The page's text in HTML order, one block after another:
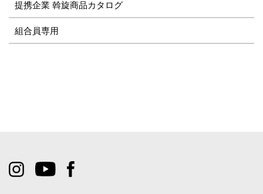
提携企業 斡旋商品カタログ
組合員専用